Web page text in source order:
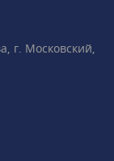
Medicine
• Всего в
пруды»,
г. Московский,